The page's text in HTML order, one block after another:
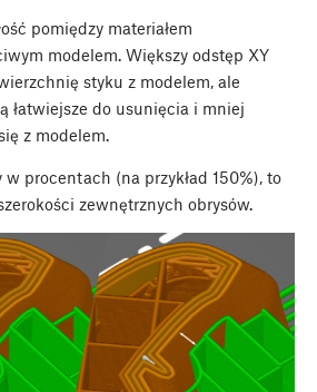
pomiędzy materiałem
modelem. Większy odstęp XY
styku z modelem, ale
łatwiejsze do usunięcia i mniej
z modelem.
w procentach (na przykład 150%), to
zewnętrznych obrysów.